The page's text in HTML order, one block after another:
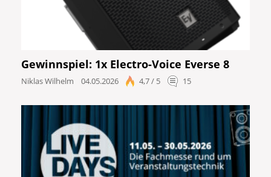
Gewinnspiel: 1x Electro-Voice Everse 8
Niklas Wilhelm 04.05.2026 4,7 / 5 15